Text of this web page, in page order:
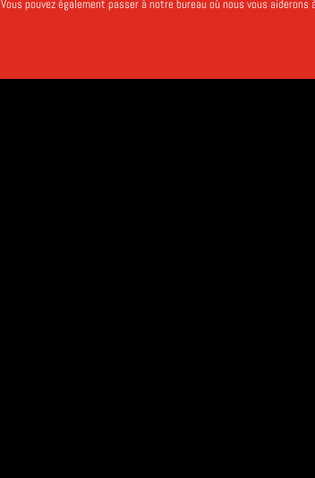
Vous pouvez également passer à notre bureau où nous vous